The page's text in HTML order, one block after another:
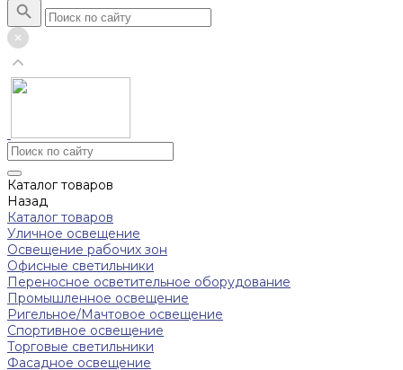
Каталог товаров
Назад
Каталог товаров
Уличное освещение
Освещение рабочих зон
Офисные светильники
Переносное осветительное оборудование
Промышленное освещение
Ригельное/Мачтовое освещение
Спортивное освещение
Торговые светильники
Фасадное освещение